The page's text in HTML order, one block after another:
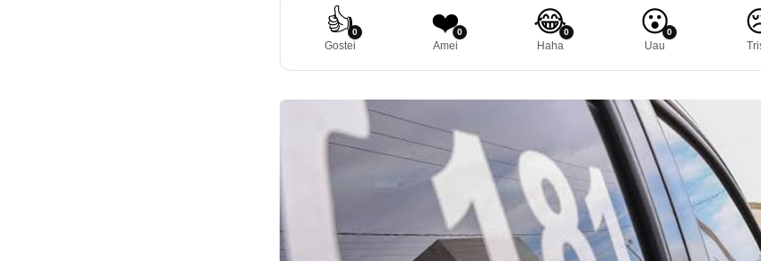
👍0
Gostei
❤️0
Amei
😂0
Haha
😮0
Uau